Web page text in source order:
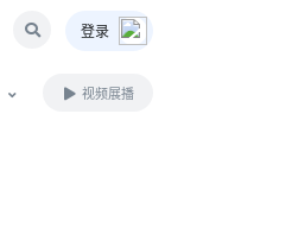
登录
视频展播